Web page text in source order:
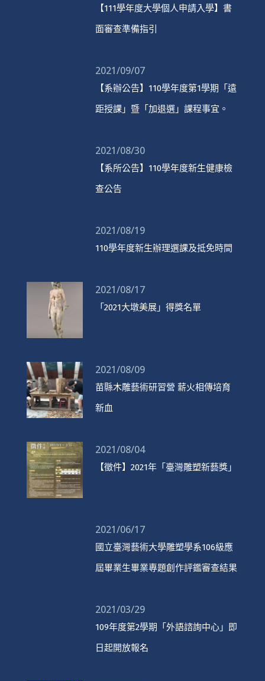
【111學年度大學個人申請入學】書
面審查準備指引
2021/09/07
【系辦公告】110學年度第1學期「遠
距授課」暨「加退選」課程事宜。
2021/08/30
【系所公告】110學年度新生健康檢
查公告
2021/08/19
110學年度新生辦理選課及抵免時間
2021/08/17
「2021大墩美展」得獎名單
2021/08/09
苗縣木雕藝術研習營 薪火相傳培育
新血
2021/08/04
【徵件】2021年「臺灣雕塑新藝獎」
2021/06/17
國立臺灣藝術大學雕塑學系106級應
屆畢業生畢業專題創作評鑑審查結果
2021/03/29
109年度第2學期「外語諮詢中心」即
日起開放報名